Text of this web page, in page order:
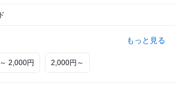
もっと見る
2,000円 2,000円～